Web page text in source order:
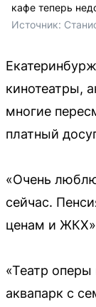
кафе теперь
Источник:
кинотеатры,
многие
платный
«Очень
сейчас.
ценам и
«Театр оперы
аквапарк с